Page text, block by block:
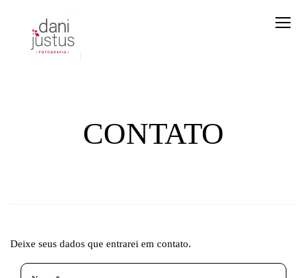
CONTATO
Deixe seus dados que entrarei em contato.